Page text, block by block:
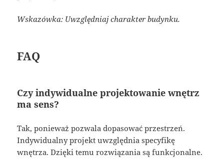
Wskazówka: Uwzględniaj charakter budynku.
FAQ
Czy indywidualne projektowanie wnętrz
ma sens?
Tak, ponieważ pozwala dopasować przestrzeń.
Indywidualny projekt uwzględnia specyfikę
wnętrza. Dzięki temu rozwiązania są funkcjonalne.